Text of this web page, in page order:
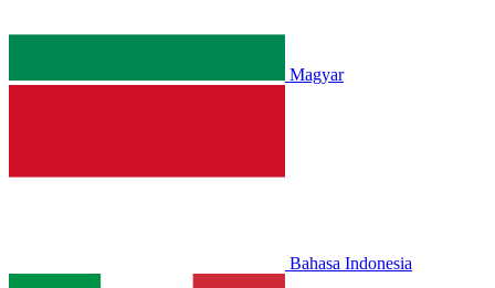
Magyar
Bahasa Indonesia